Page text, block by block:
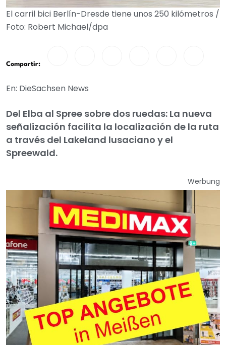
El carril bici Berlín-Dresde tiene unos 250 kilómetros /
Foto: Robert Michael/dpa
Compartir:
En: DieSachsen News
Del Elba al Spree sobre dos ruedas: La nueva
señalización facilita la localización de la ruta
a través del Lakeland lusaciano y el
Spreewald.
Werbung